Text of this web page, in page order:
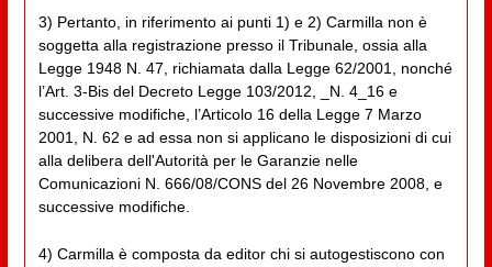
3) Pertanto, in riferimento ai punti 1) e 2) Carmilla non è
soggetta alla registrazione presso il Tribunale, ossia alla
Legge 1948 N. 47, richiamata dalla Legge 62/2001, nonché
l’Art. 3-Bis del Decreto Legge 103/2012, _N. 4_16 e
successive modifiche, l’Articolo 16 della Legge 7 Marzo
2001, N. 62 e ad essa non si applicano le disposizioni di cui
alla delibera dell'Autorità per le Garanzie nelle
Comunicazioni N. 666/08/CONS del 26 Novembre 2008, e
successive modifiche.
4) Carmilla è composta da editor chi si autogestiscono con